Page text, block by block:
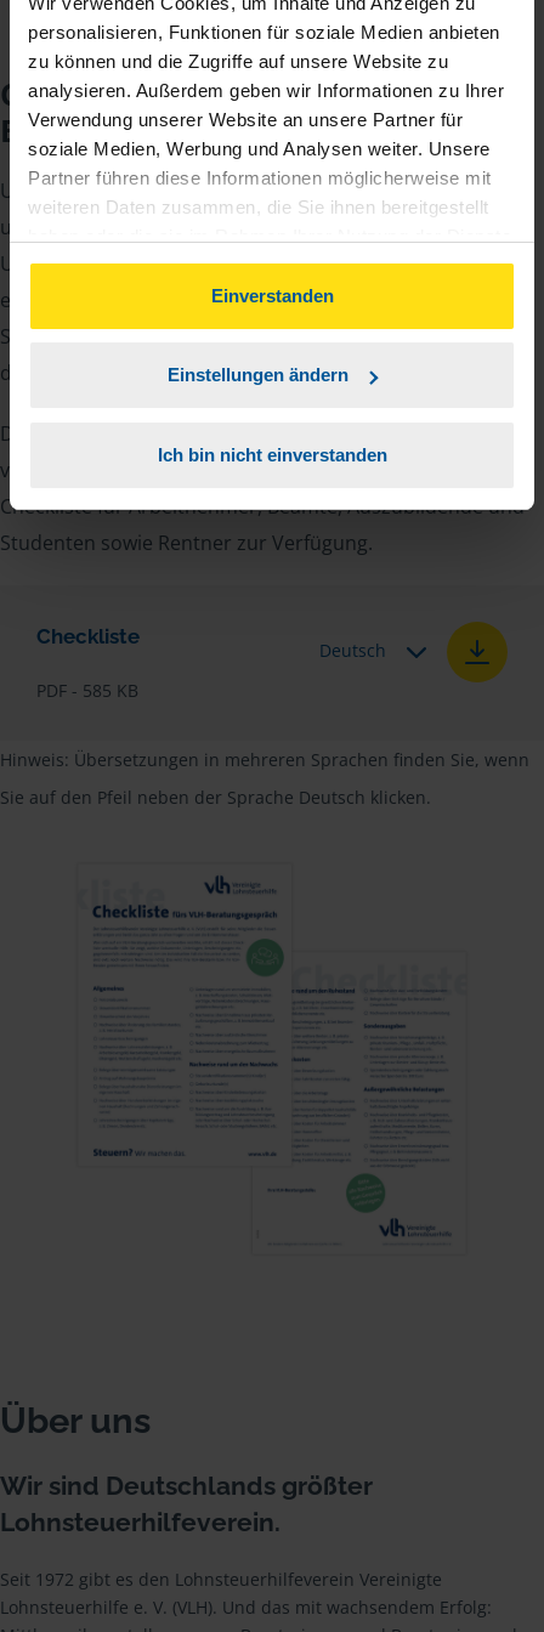
personalisieren, Funktionen für soziale Medien anbieten
zu können und die Zugriffe auf unsere Website zu
analysieren. Außerdem geben wir Informationen zu Ihrer
Verwendung unserer Website an unsere Partner für
soziale Medien, Werbung und Analysen weiter. Unsere
Partner führen diese Informationen möglicherweise mit
weiteren Daten zusammen, die Sie ihnen bereitgestellt
gesammelt haben. Indem Sie auf Einverstanden klicken,
können Sie der Verwendung von Cookies, gemäß
unserer
Einverstanden
Einstellungen ändern
Ich bin nicht einverstanden
Checkliste für Ihr
Beratungsgespräch
Um Ihre Steuererklärung erstellen zu können, benötigen
unsere Beraterinnen und Berater eine Reihe von
Unterlagen von Ihnen. Dazu gehört beispielsweise die
elektronische Lohnsteuerbescheinigung, Ihre
Steueridentifikationsnummer, der Rentenbescheid oder
die Bescheinigung über das Kindergeld.
Damit Sie sich gut vorbereiten können und keinen der
vielen Nachweise vergessen, stellen wir Ihnen hier eine
Checkliste für Arbeitnehmer, Beamte, Auszubildende und
Studenten sowie Rentner zur Verfügung.
Checkliste
PDF - 585 KB
Deutsch
Hinweis: Übersetzungen in mehreren Sprachen finden Sie, wenn
Sie auf den Pfeil neben der Sprache Deutsch klicken.
Über uns
Wir sind Deutschlands größter
Lohnsteuerhilfeverein.
Seit 1972 gibt es den Lohnsteuerhilfeverein Vereinigte
Lohnsteuerhilfe e. V. (VLH). Und das mit wachsendem Erfolg: